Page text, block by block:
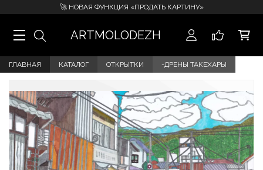
🚀 НОВАЯ ФУНКЦИЯ «ПРОДАТЬ КАРТИНУ»
ARTMOLODEZH
ГЛАВНАЯ КАТАЛОГ ОТКРЫТКИ -ДРЕНЫ ТАКЕХАРЫ